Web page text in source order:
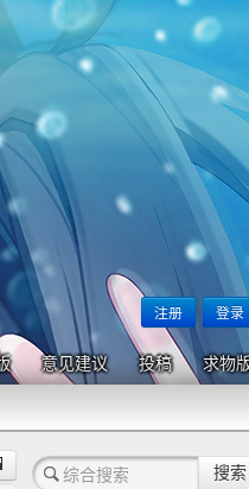
注册 登录
意见建议 投稿 求物